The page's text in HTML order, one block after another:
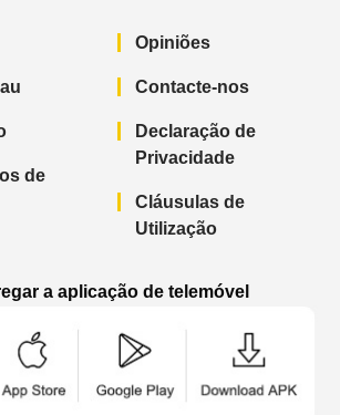
de
Opiniões
Contacte-nos
Declaração de
Privacidade
Cláusulas de
Utilização
a aplicação de telemóvel